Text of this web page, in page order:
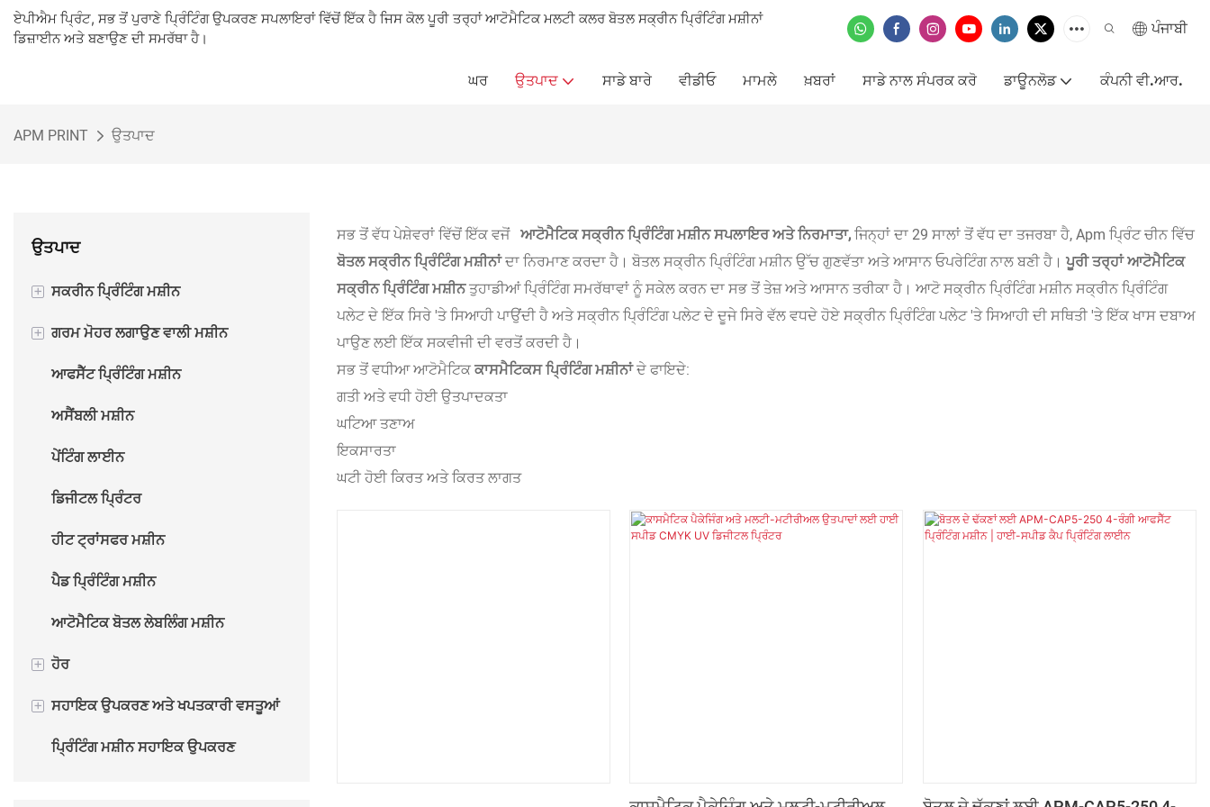
ਏਪੀਐਮ ਪ੍ਰਿੰਟ, ਸਭ ਤੋਂ ਪੁਰਾਣੇ ਪ੍ਰਿੰਟਿੰਗ ਉਪਕਰਣ ਸਪਲਾਇਰਾਂ ਵਿੱਚੋਂ ਇੱਕ ਹੈ ਜਿਸ ਕੋਲ ਪੂਰੀ ਤਰ੍ਹਾਂ ਆਟੋਮੈਟਿਕ ਮਲਟੀ ਕਲਰ ਬੋਤਲ ਸਕ੍ਰੀਨ ਪ੍ਰਿੰਟਿੰਗ ਮਸ਼ੀਨਾਂ
ਡਿਜ਼ਾਈਨ ਅਤੇ ਬਣਾਉਣ ਦੀ ਸਮਰੱਥਾ ਹੈ।
ਪੰਜਾਬੀ
ਘਰ ਉਤਪਾਦ ਸਾਡੇ ਬਾਰੇ ਵੀਡੀਓ ਮਾਮਲੇ ਖ਼ਬਰਾਂ ਸਾਡੇ ਨਾਲ ਸੰਪਰਕ ਕਰੋ ਡਾਊਨਲੋਡ ਕੰਪਨੀ ਵੀ.ਆਰ.
APM PRINT ਉਤਪਾਦ
ਉਤਪਾਦ
+ ਸਕਰੀਨ ਪ੍ਰਿੰਟਿੰਗ ਮਸ਼ੀਨ
ਅਰਧ ਆਟੋਮੈਟਿਕ ਸਕ੍ਰੀਨ ਪ੍ਰਿੰਟਿੰਗ ਮਸ਼ੀਨ
ਆਟੋਮੈਟਿਕ ਸਕ੍ਰੀਨ ਪ੍ਰਿੰਟਿੰਗ ਮਸ਼ੀਨ
+ ਗਰਮ ਮੋਹਰ ਲਗਾਉਣ ਵਾਲੀ ਮਸ਼ੀਨ
ਅਰਧ ਆਟੋਮੈਟਿਕ ਗਰਮ ਫੋਇਲ ਸਟੈਂਪਿੰਗ
ਮਸ਼ੀਨ
ਆਟੋ ਹੌਟ ਸਟੈਂਪਿੰਗ ਮਸ਼ੀਨ
ਆਫਸੈੱਟ ਪ੍ਰਿੰਟਿੰਗ ਮਸ਼ੀਨ
ਅਸੈਂਬਲੀ ਮਸ਼ੀਨ
ਪੇਂਟਿੰਗ ਲਾਈਨ
ਡਿਜੀਟਲ ਪ੍ਰਿੰਟਰ
ਹੀਟ ਟ੍ਰਾਂਸਫਰ ਮਸ਼ੀਨ
ਪੈਡ ਪ੍ਰਿੰਟਿੰਗ ਮਸ਼ੀਨ
ਆਟੋਮੈਟਿਕ ਬੋਤਲ ਲੇਬਲਿੰਗ ਮਸ਼ੀਨ
+ ਹੋਰ
ਕੱਪ ਬਣਾਉਣ ਵਾਲੀ ਮਸ਼ੀਨ
ਪੈਕਜਿੰਗ ਮਸ਼ੀਨ
+ ਸਹਾਇਕ ਉਪਕਰਣ ਅਤੇ ਖਪਤਕਾਰੀ ਵਸਤੂਆਂ
ਪ੍ਰਿੰਟਿੰਗ ਮਸ਼ੀਨ ਦੀਆਂ ਖਪਤਕਾਰੀ ਵਸਤਾਂ
ਪ੍ਰਿੰਟਿੰਗ ਮਸ਼ੀਨ ਸਹਾਇਕ ਉਪਕਰਣ
ਸਭ ਤੋਂ ਵੱਧ ਪੇਸ਼ੇਵਰਾਂ ਵਿੱਚੋਂ ਇੱਕ ਵਜੋਂ ਆਟੋਮੈਟਿਕਸਕ੍ਰੀਨ ਪ੍ਰਿੰਟਿੰਗ ਮਸ਼ੀਨ ਸਪਲਾਇਰ ਅਤੇ ਨਿਰਮਾਤਾ,ਜਿਨ੍ਹਾਂ ਦਾ 29 ਸਾਲਾਂ ਤੋਂ ਵੱਧ ਦਾ ਤਜਰਬਾ ਹੈ, Apm ਪ੍ਰਿੰਟ ਚੀਨ ਵਿੱਚ
ਬੋਤਲ ਸਕ੍ਰੀਨ ਪ੍ਰਿੰਟਿੰਗ ਮਸ਼ੀਨਾਂਦਾ ਨਿਰਮਾਣ ਕਰਦਾ ਹੈ। ਬੋਤਲ ਸਕ੍ਰੀਨ ਪ੍ਰਿੰਟਿੰਗ ਮਸ਼ੀਨ ਉੱਚ ਗੁਣਵੱਤਾ ਅਤੇ ਆਸਾਨ ਓਪਰੇਟਿੰਗ ਨਾਲ ਬਣੀ ਹੈ। ਪੂਰੀ ਤਰ੍ਹਾਂ ਆਟੋਮੈਟਿਕ
ਸਕ੍ਰੀਨ ਪ੍ਰਿੰਟਿੰਗ ਮਸ਼ੀਨਤੁਹਾਡੀਆਂ ਪ੍ਰਿੰਟਿੰਗ ਸਮਰੱਥਾਵਾਂ ਨੂੰ ਸਕੇਲ ਕਰਨ ਦਾ ਸਭ ਤੋਂ ਤੇਜ਼ ਅਤੇ ਆਸਾਨ ਤਰੀਕਾ ਹੈ। ਆਟੋ ਸਕ੍ਰੀਨ ਪ੍ਰਿੰਟਿੰਗ ਮਸ਼ੀਨ ਸਕ੍ਰੀਨ ਪ੍ਰਿੰਟਿੰਗ
ਪਲੇਟ ਦੇ ਇੱਕ ਸਿਰੇ 'ਤੇ ਸਿਆਹੀ ਪਾਉਂਦੀ ਹੈ ਅਤੇ ਸਕ੍ਰੀਨ ਪ੍ਰਿੰਟਿੰਗ ਪਲੇਟ ਦੇ ਦੂਜੇ ਸਿਰੇ ਵੱਲ ਵਧਦੇ ਹੋਏ ਸਕ੍ਰੀਨ ਪ੍ਰਿੰਟਿੰਗ ਪਲੇਟ 'ਤੇ ਸਿਆਹੀ ਦੀ ਸਥਿਤੀ 'ਤੇ ਇੱਕ ਖਾਸ ਦਬਾਅ
ਪਾਉਣ ਲਈ ਇੱਕ ਸਕਵੀਜੀ ਦੀ ਵਰਤੋਂ ਕਰਦੀ ਹੈ।
ਸਭ ਤੋਂ ਵਧੀਆ ਆਟੋਮੈਟਿਕਕਾਸਮੈਟਿਕਸ ਪ੍ਰਿੰਟਿੰਗ ਮਸ਼ੀਨਾਂਦੇ ਫਾਇਦੇ:
ਗਤੀ ਅਤੇ ਵਧੀ ਹੋਈ ਉਤਪਾਦਕਤਾ
ਘਟਿਆ ਤਣਾਅ
ਇਕਸਾਰਤਾ
ਘਟੀ ਹੋਈ ਕਿਰਤ ਅਤੇ ਕਿਰਤ ਲਾਗਤ